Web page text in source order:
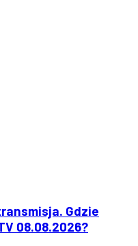
Gdzie
08.08.2026?